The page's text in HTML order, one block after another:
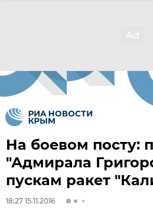
На боевом посту:
"Адмирала
пускам ракет
18:27 15.11.2016